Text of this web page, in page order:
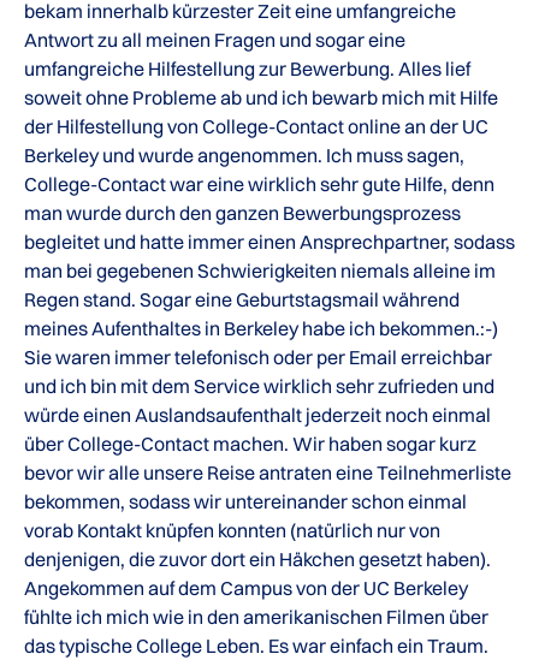
bekam innerhalb kürzester Zeit eine umfangreiche
Antwort zu all meinen Fragen und sogar eine
umfangreiche Hilfestellung zur Bewerbung. Alles lief
soweit ohne Probleme ab und ich bewarb mich mit Hilfe
der Hilfestellung von College-Contact online an der UC
Berkeley und wurde angenommen. Ich muss sagen,
College-Contact war eine wirklich sehr gute Hilfe, denn
man wurde durch den ganzen Bewerbungsprozess
begleitet und hatte immer einen Ansprechpartner, sodass
man bei gegebenen Schwierigkeiten niemals alleine im
Regen stand. Sogar eine Geburtstagsmail während
meines Aufenthaltes in Berkeley habe ich bekommen.:-)
Sie waren immer telefonisch oder per Email erreichbar
und ich bin mit dem Service wirklich sehr zufrieden und
würde einen Auslandsaufenthalt jederzeit noch einmal
über College-Contact machen. Wir haben sogar kurz
bevor wir alle unsere Reise antraten eine Teilnehmerliste
bekommen, sodass wir untereinander schon einmal
vorab Kontakt knüpfen konnten (natürlich nur von
denjenigen, die zuvor dort ein Häkchen gesetzt haben).
Angekommen auf dem Campus von der UC Berkeley
fühlte ich mich wie in den amerikanischen Filmen über
das typische College Leben. Es war einfach ein Traum.